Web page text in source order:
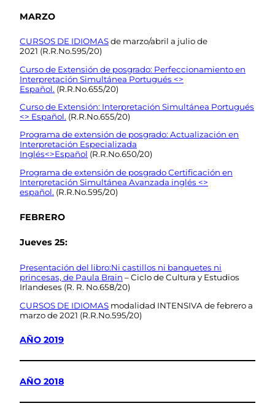
MARZO
CURSOS DE IDIOMASde marzo/abril a julio de
2021 (R.R.No.595/20)
Curso de Extensión de posgrado: Perfeccionamiento en
Interpretación Simultánea Portugués <>
Español. (R.R.No.655/20)
Curso de Extensión: Interpretación Simultánea Portugués
<> Español. (R.R.No.655/20)
Programa de extensión de posgrado: Actualización en
Interpretación Especializada
Inglés<>Español (R.R.No.650/20)
Programa de extensión de posgrado Certificación en
Interpretación Simultánea Avanzada inglés <>
español. (R.R.No.595/20)
FEBRERO
Jueves 25:
Presentación del libro:Ni castillos ni banquetes ni
princesas, de Paula Brain – Ciclo de Cultura y Estudios
Irlandeses (R. R. No.658/20)
CURSOS DE IDIOMAS modalidad INTENSIVA de febrero a
marzo de 2021 (R.R.No.595/20)
AÑO 2019
AÑO 2018